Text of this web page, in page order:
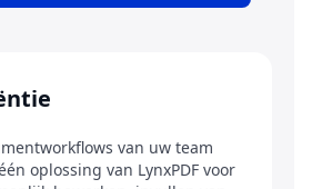
van uw team
oplossing van LynxPDF voor